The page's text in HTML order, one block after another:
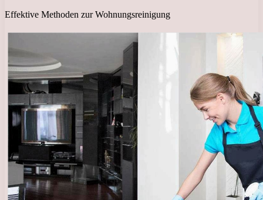
Effektive Methoden zur Wohnungsreinigung